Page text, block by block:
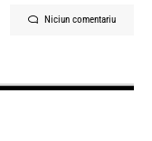
Niciun comentariu